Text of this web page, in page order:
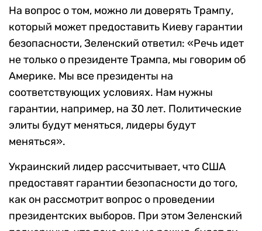
На вопрос о том, можно ли доверять Трампу,
который может предоставить Киеву гарантии
безопасности, Зеленский ответил: «Речь идет
не только о президенте Трампа, мы говорим об
Америке. Мы все президенты на
соответствующих условиях. Нам нужны
гарантии, например, на 30 лет. Политические
элиты будут меняться, лидеры будут
меняться».
Украинский лидер рассчитывает, что США
предоставят гарантии безопасности до того,
как он рассмотрит вопрос о проведении
президентских выборов. При этом Зеленский